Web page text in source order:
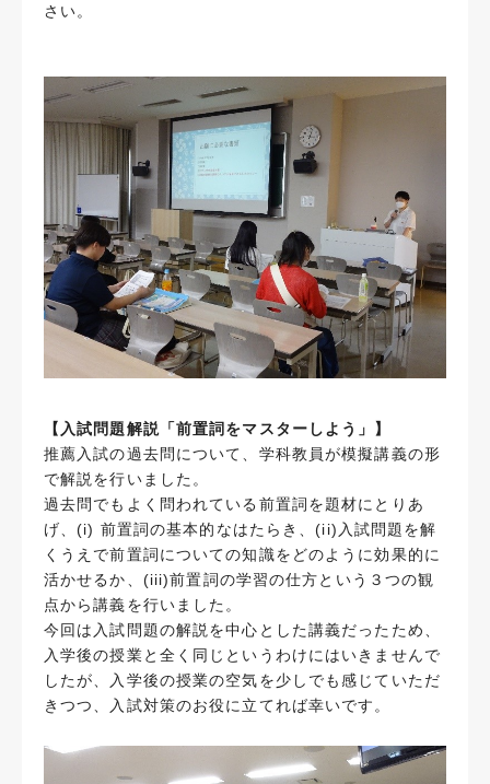
さい。
【入試問題解説「前置詞をマスターしよう」】
推薦入試の過去問について、学科教員が模擬講義の形
で解説を行いました。
過去問でもよく問われている前置詞を題材にとりあ
げ、(i) 前置詞の基本的なはたらき、(ii)入試問題を解
くうえで前置詞についての知識をどのように効果的に
活かせるか、(iii)前置詞の学習の仕方という３つの観
点から講義を行いました。
今回は入試問題の解説を中心とした講義だったため、
入学後の授業と全く同じというわけにはいきませんで
したが、入学後の授業の空気を少しでも感じていただ
きつつ、入試対策のお役に立てれば幸いです。